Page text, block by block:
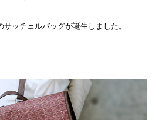
ッチェルバッグが誕生しました。